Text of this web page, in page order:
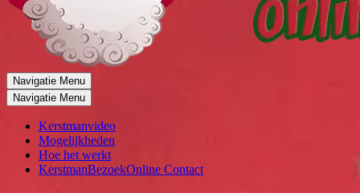
Navigatie Menu
Navigatie Menu
Kerstmanvideo
Mogelijkheden
Hoe het werkt
KerstmanBezoekOnline Contact